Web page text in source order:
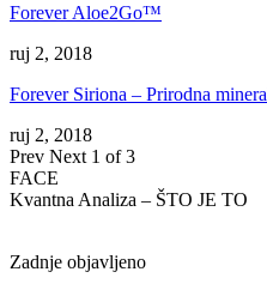
Forever Aloe2Go™
ruj 2, 2018
Forever Siriona – Prirodna
ruj 2, 2018
Prev Next 1 of 3
FACE
Kvantna Analiza – ŠTO JE TO
Zadnje objavljeno